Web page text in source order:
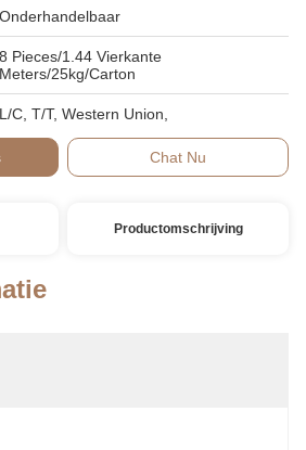
Onderhandelbaar
8 Pieces/1.44 Vierkante
Meters/25kg/Carton
L/C, T/T, Western Union,
Chat Nu
Productomschrijving